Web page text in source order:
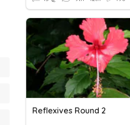
Reflexives Round 2